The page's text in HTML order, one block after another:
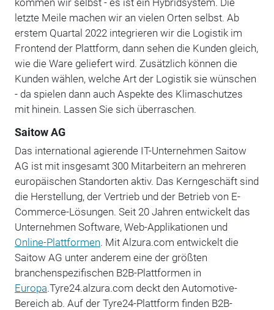
letzte Meile machen wir an vielen Orten selbst. Ab
erstem Quartal 2022 integrieren wir die Logistik im
Frontend der Plattform, dann sehen die Kunden gleich,
wie die Ware geliefert wird. Zusätzlich können die
Kunden wählen, welche Art der Logistik sie wünschen
- da spielen dann auch Aspekte des Klimaschutzes
mit hinein. Lassen Sie sich überraschen.
Saitow AG
Das international agierende IT-Unternehmen Saitow
AG ist mit insgesamt 300 Mitarbeitern an mehreren
europäischen Standorten aktiv. Das Kerngeschäft sind
die Herstellung, der Vertrieb und der Betrieb von E-
Commerce-Lösungen. Seit 20 Jahren entwickelt das
Unternehmen Software, Web-Applikationen und
Online-Plattformen. Mit Alzura.com entwickelt die
Saitow AG unter anderem eine der größten
branchenspezifischen B2B-Plattformen in
Europa.Tyre24.alzura.com deckt den Automotive-
Bereich ab. Auf der Tyre24-Plattform finden B2B-